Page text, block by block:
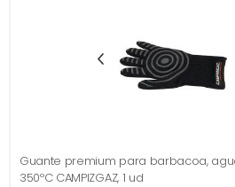
Guante premium para barbacoa,
350ºC CAMPIZGAZ, 1 ud